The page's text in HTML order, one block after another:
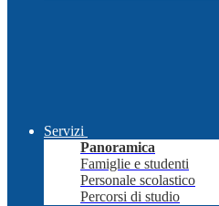
Servizi
Panoramica
Famiglie e studenti
Personale scolastico
Percorsi di studio